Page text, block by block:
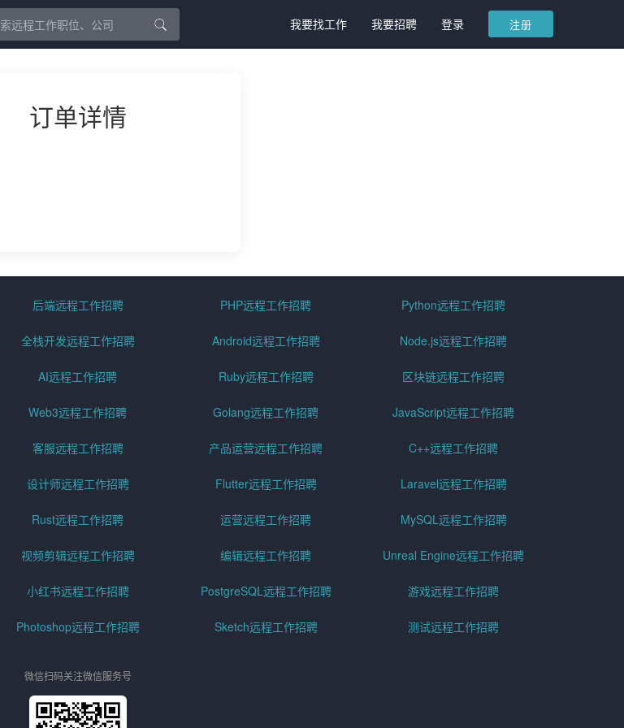
我要找工作 我要招聘 登录 注册
订单详情
后端远程工作招聘 PHP远程工作招聘 Python远程工作招聘
全栈开发远程工作招聘 Android远程工作招聘 Node.js远程工作招聘
AI远程工作招聘 Ruby远程工作招聘 区块链远程工作招聘
Web3远程工作招聘 Golang远程工作招聘 JavaScript远程工作招聘
客服远程工作招聘 产品运营远程工作招聘 C++远程工作招聘
设计师远程工作招聘 Flutter远程工作招聘 Laravel远程工作招聘
Rust远程工作招聘 运营远程工作招聘 MySQL远程工作招聘
视频剪辑远程工作招聘 编辑远程工作招聘 Unreal Engine远程工作招聘
小红书远程工作招聘 PostgreSQL远程工作招聘 游戏远程工作招聘
Photoshop远程工作招聘 Sketch远程工作招聘 测试远程工作招聘
微信扫码关注微信服务号